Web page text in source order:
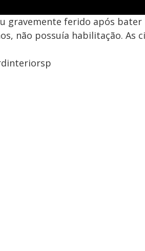
gravemente ferido após
não possuía habilitação. As